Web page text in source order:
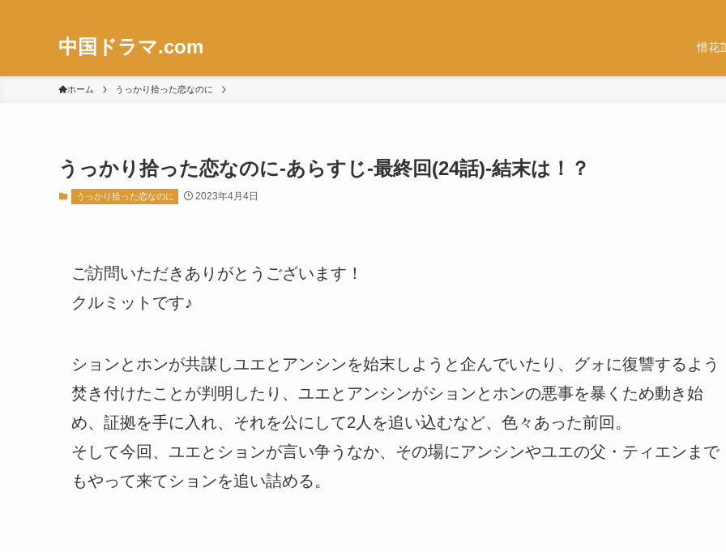
中国ドラマ.com 惜花
ホーム うっかり拾った恋なのに
うっかり拾った恋なのに-あらすじ-最終回(24話)-結末は！？
うっかり拾った恋なのに 2023年4月4日
ご訪問いただきありがとうございます！
クルミットです♪
ションとホンが共謀しユエとアンシンを始末しようと企んでいたり、グォに復讐するよう
焚き付けたことが判明したり、ユエとアンシンがションとホンの悪事を暴くため動き始
め、証拠を手に入れ、それを公にして2人を追い込むなど、色々あった前回。
そして今回、ユエとションが言い争うなか、その場にアンシンやユエの父・ティエンまで
もやって来てションを追い詰める。